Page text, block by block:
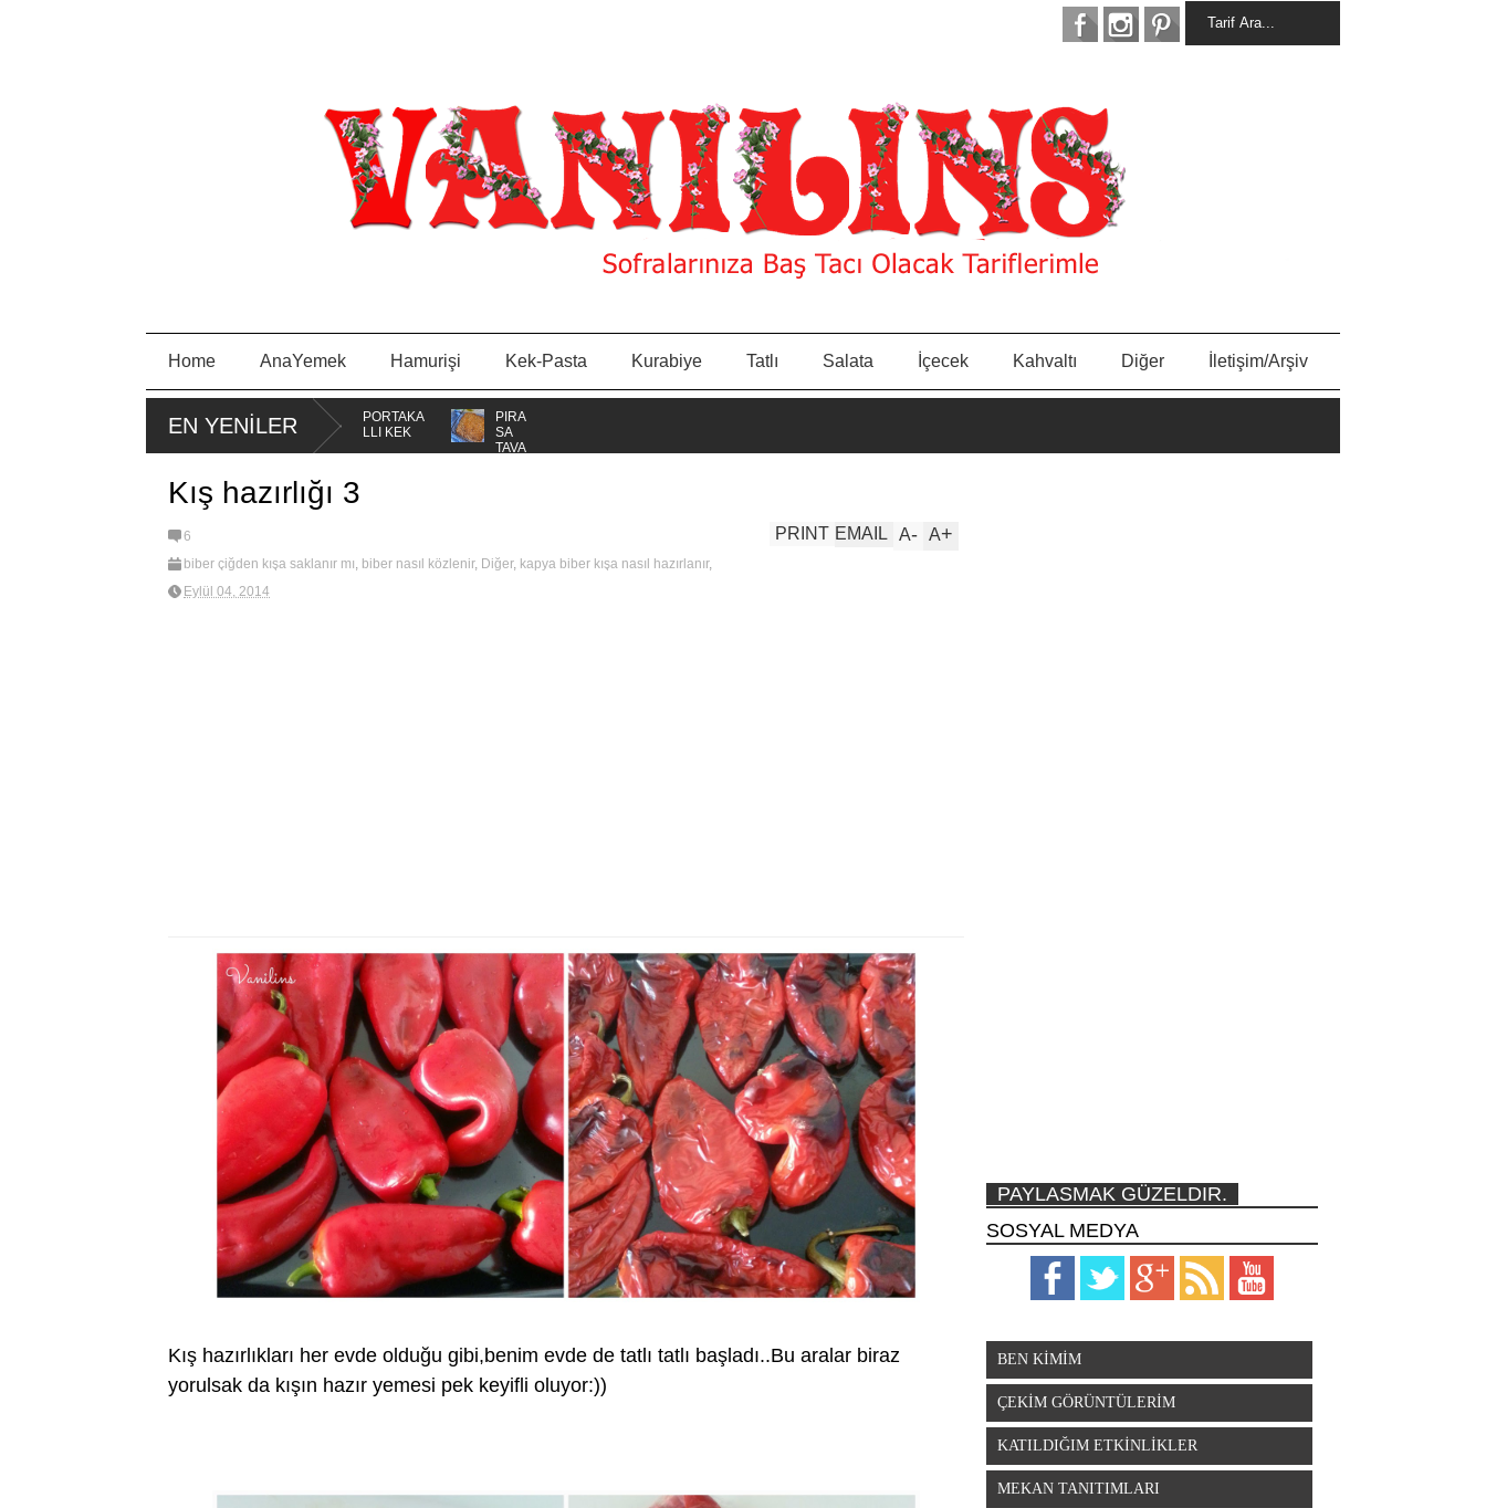
Home AnaYemek Hamurişi Kek-Pasta Kurabiye Tatlı Salata İçecek Kahvaltı Diğer İletişim/Arşiv
EN YENİLER
MİSKET
KURABİYE
PORTAKA
LLI KEK
PIRA
Kış hazırlığı 3
6
biber çiğden kışa saklanır mı, biber nasıl közlenir, Diğer, kapya biber kışa nasıl hazırlanır,
Eylül 04, 2014
A+
A-
EMAIL
PRINT
Kış hazırlıkları her evde olduğu gibi,benim evde de tatlı tatlı başladı..Bu aralar biraz
yorulsak da kışın hazır yemesi pek keyifli oluyor:))
PAYLASMAK GÜZELDIR.
SOSYAL MEDYA
BEN KİMİM
ÇEKİM GÖRÜNTÜLERİM
KATILDIĞIM ETKİNLİKLER
MEKAN TANITIMLARI